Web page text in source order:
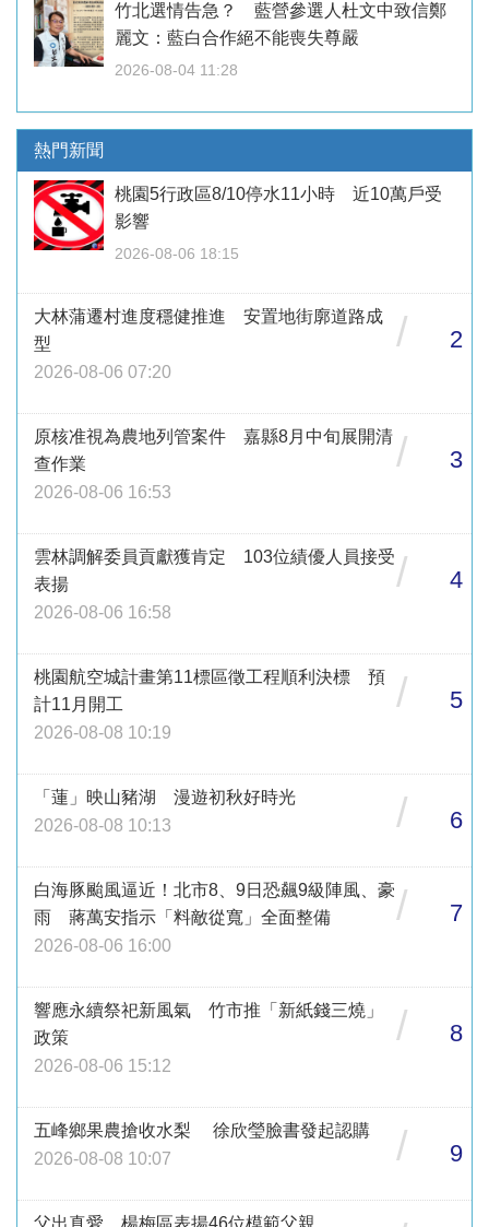
竹北選情告急？ 藍營參選人杜文中致信鄭
麗文：藍白合作絕不能喪失尊嚴
2026-08-04 11:28
熱門新聞
桃園5行政區8/10停水11小時 近10萬戶受
影響
2026-08-06 18:15
大林蒲遷村進度穩健推進 安置地街廓道路成
型
2026-08-06 07:20
/ 2
原核准視為農地列管案件 嘉縣8月中旬展開清
查作業
2026-08-06 16:53
/ 3
雲林調解委員貢獻獲肯定 103位績優人員接受
表揚
2026-08-06 16:58
/ 4
桃園航空城計畫第11標區徵工程順利決標 預
計11月開工
2026-08-08 10:19
/ 5
「蓮」映山豬湖 漫遊初秋好時光
2026-08-08 10:13
/ 6
白海豚颱風逼近！北市8、9日恐飆9級陣風、豪
雨 蔣萬安指示「料敵從寬」全面整備
2026-08-06 16:00
/ 7
響應永續祭祀新風氣 竹市推「新紙錢三燒」
政策
2026-08-06 15:12
/ 8
五峰鄉果農搶收水梨 徐欣瑩臉書發起認購
2026-08-08 10:07
/ 9
父出真愛 楊梅區表揚46位模範父親